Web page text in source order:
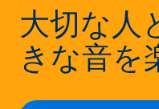
大切な人
きな音を